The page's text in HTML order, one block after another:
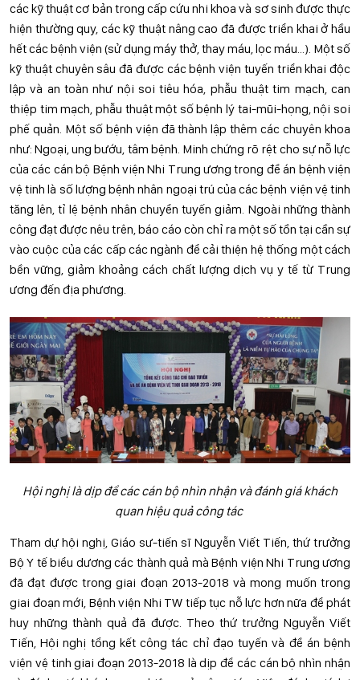
các kỹ thuật cơ bản trong cấp cứu nhi khoa và sơ sinh được thực
hiện thường quy, các kỹ thuật nâng cao đã được triển khai ở hầu
hết các bệnh viện (sử dụng máy thở, thay máu, lọc máu...). Một số
kỹ thuật chuyên sâu đã được các bệnh viện tuyến triển khai độc
lập và an toàn như nội soi tiêu hóa, phẫu thuật tim mạch, can
thiệp tim mạch, phẫu thuật một số bệnh lý tai-mũi-họng, nội soi
phế quản. Một số bệnh viện đã thành lập thêm các chuyên khoa
như: Ngoại, ung bướu, tâm bệnh. Minh chứng rõ rệt cho sự nỗ lực
của các cán bộ Bệnh viện Nhi Trung ương trong đề án bệnh viện
vệ tinh là số lượng bệnh nhân ngoại trú của các bệnh viện vệ tinh
tăng lên, tỉ lệ bệnh nhân chuyển tuyến giảm. Ngoài những thành
công đạt được nêu trên, báo cáo còn chỉ ra một số tồn tại cần sự
vào cuộc của các cấp các ngành để cải thiện hệ thống một cách
bền vững, giảm khoảng cách chất lượng dịch vụ y tế từ Trung
ương đến địa phương.
Hội nghị là dịp để các cán bộ nhìn nhận và đánh giá khách
quan hiệu quả công tác
Tham dự hội nghị, Giáo sư-tiến sĩ Nguyễn Viết Tiến, thứ trưởng
Bộ Y tế biểu dương các thành quả mà Bệnh viện Nhi Trung ương
đã đạt được trong giai đoạn 2013-2018 và mong muốn trong
giai đoạn mới, Bệnh viện Nhi TW tiếp tục nỗ lực hơn nữa để phát
huy những thành quả đã được. Theo thứ trưởng Nguyễn Viết
Tiến, Hội nghị tổng kết công tác chỉ đạo tuyến và đề án bệnh
viện vệ tinh giai đoạn 2013-2018 là dịp để các cán bộ nhìn nhận